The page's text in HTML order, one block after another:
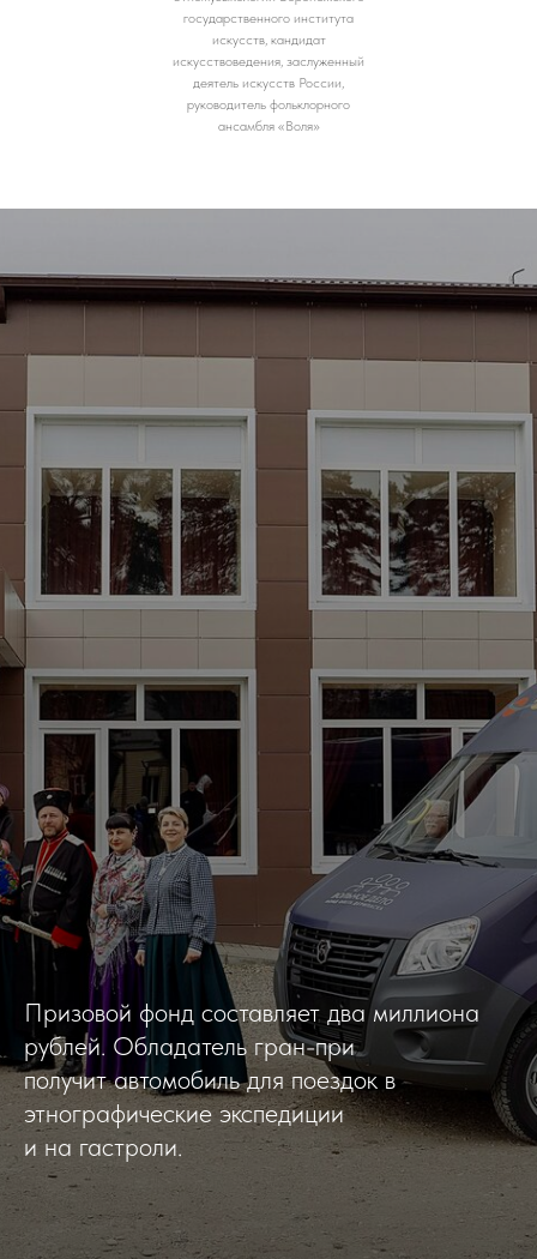
государственного института
искусств, кандидат
искусствоведения, заслуженный
деятель искусств России,
руководитель фольклорного
ансамбля «Воля»
Призовой фонд составляет два миллиона
рублей. Обладатель гран-при
получит автомобиль для поездок в
этнографические экспедиции
и на гастроли.